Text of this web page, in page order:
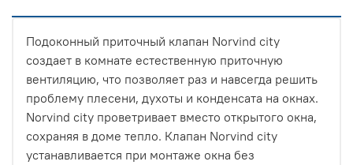
Подоконный приточный клапан Norvind city
создает в комнате естественную приточную
вентиляцию, что позволяет раз и навсегда решить
проблему плесени, духоты и конденсата на окнах.
Norvind city проветривает вместо открытого окна,
сохраняя в доме тепло. Клапан Norvind сity
устанавливается при монтаже окна без